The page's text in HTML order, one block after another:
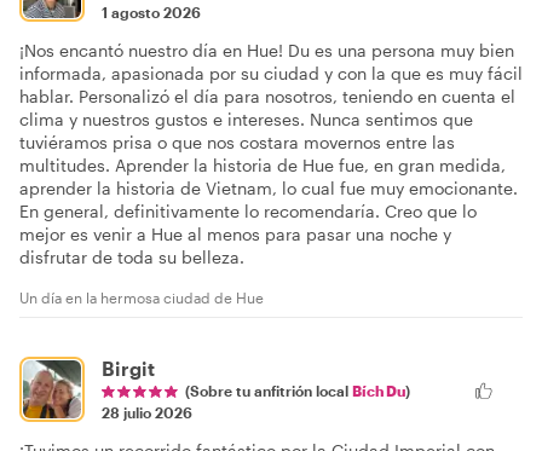
1 agosto 2026
¡Nos encantó nuestro día en Hue! Du es una persona muy bien
informada, apasionada por su ciudad y con la que es muy fácil
hablar. Personalizó el día para nosotros, teniendo en cuenta el
clima y nuestros gustos e intereses. Nunca sentimos que
tuviéramos prisa o que nos costara movernos entre las
multitudes. Aprender la historia de Hue fue, en gran medida,
aprender la historia de Vietnam, lo cual fue muy emocionante.
En general, definitivamente lo recomendaría. Creo que lo
mejor es venir a Hue al menos para pasar una noche y
disfrutar de toda su belleza.
Un día en la hermosa ciudad de Hue
Birgit
(Sobre tu anfitrión local Bích Du)
28 julio 2026